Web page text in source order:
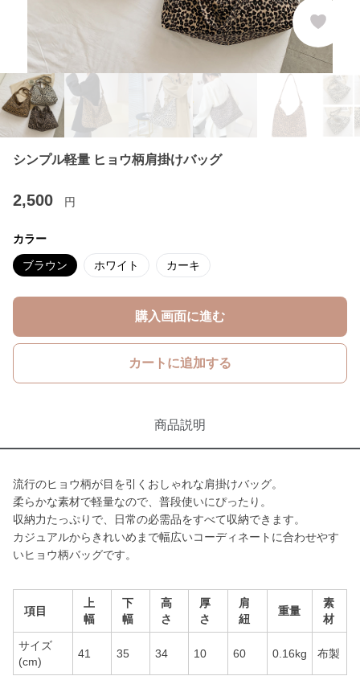
シンプル軽量 ヒョウ柄肩掛けバッグ
2,500 円
カラー
ブラウン ホワイト カーキ
購入画面に進む
カートに追加する
商品説明
流行のヒョウ柄が目を引くおしゃれな肩掛けバッグ。
柔らかな素材で軽量なので、普段使いにぴったり。
収納力たっぷりで、日常の必需品をすべて収納できます。
カジュアルからきれいめまで幅広いコーディネートに合わせやす
いヒョウ柄バッグです。
項目
上
幅
下
幅
高
さ
厚
さ
肩
紐
重量
素
材
サイズ
(cm)
41 35 34 10 60 0.16kg 布製